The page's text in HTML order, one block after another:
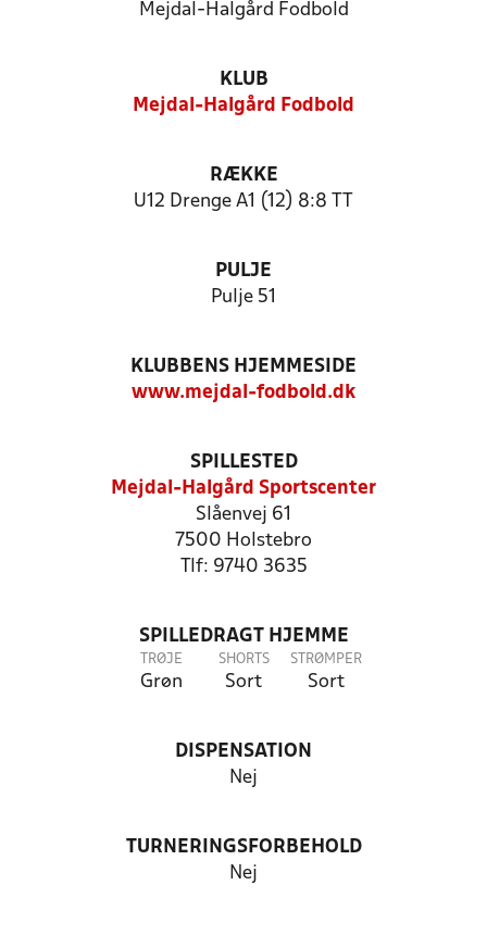
Mejdal-Halgård Fodbold
KLUB
Mejdal-Halgård Fodbold
RÆKKE
U12 Drenge A1 (12) 8:8 TT
PULJE
Pulje 51
KLUBBENS HJEMMESIDE
www.mejdal-fodbold.dk
SPILLESTED
Mejdal-Halgård Sportscenter
Slåenvej 61
7500 Holstebro
Tlf: 9740 3635
SPILLEDRAGT HJEMME
TRØJE
Grøn
SHORTS
Sort
STRØMPER
Sort
DISPENSATION
Nej
TURNERINGSFORBEHOLD
Nej